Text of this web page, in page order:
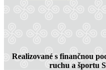
Realizované s finančnou
ruchu a športu